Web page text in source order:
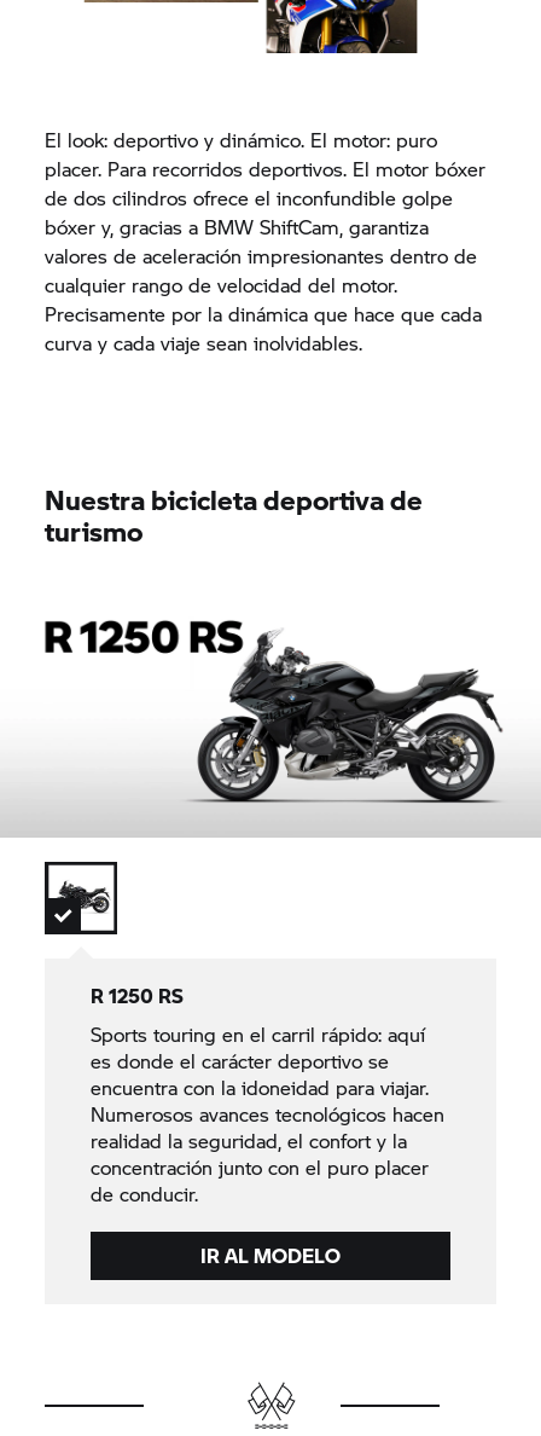
El look: deportivo y dinámico. El motor: puro
placer. Para recorridos deportivos. El motor bóxer
de dos cilindros ofrece el inconfundible golpe
bóxer y, gracias a BMW ShiftCam, garantiza
valores de aceleración impresionantes dentro de
cualquier rango de velocidad del motor.
Precisamente por la dinámica que hace que cada
curva y cada viaje sean inolvidables.
Nuestra bicicleta deportiva de
turismo
R 1250 RS
Sports touring en el carril rápido: aquí
es donde el carácter deportivo se
encuentra con la idoneidad para viajar.
Numerosos avances tecnológicos hacen
realidad la seguridad, el confort y la
concentración junto con el puro placer
de conducir.
IR AL MODELO